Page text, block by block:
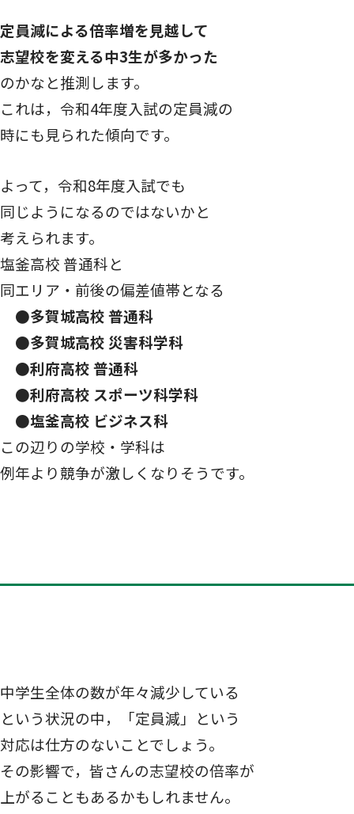
定員減による倍率増を見越して
志望校を変える中3生が多かった
のかなと推測します。
これは，令和4年度入試の定員減の
時にも見られた傾向です。
よって，令和8年度入試でも
同じようになるのではないかと
考えられます。
塩釜高校 普通科と
同エリア・前後の偏差値帯となる
●多賀城高校 普通科
●多賀城高校 災害科学科
●利府高校 普通科
●利府高校 スポーツ科学科
●塩釜高校 ビジネス科
この辺りの学校・学科は
例年より競争が激しくなりそうです。
中学生全体の数が年々減少している
という状況の中，「定員減」という
対応は仕方のないことでしょう。
その影響で，皆さんの志望校の倍率が
上がることもあるかもしれません。